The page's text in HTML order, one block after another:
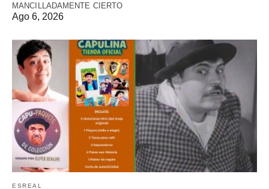
MANCILLADAMENTE CIERTO
Ago 6, 2026
ESREAL